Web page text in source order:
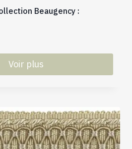
Beaugency :
Voir plus